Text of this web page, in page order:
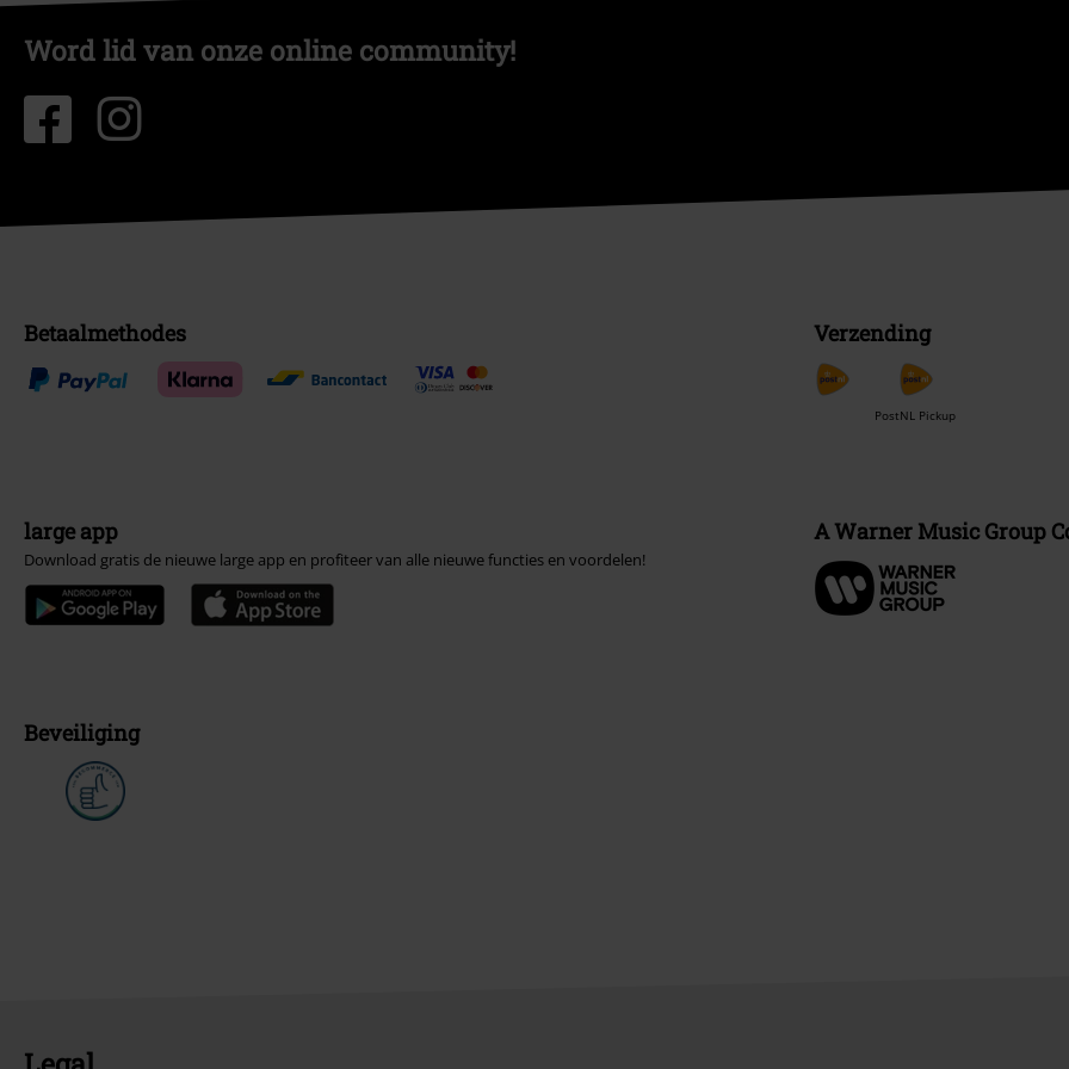
Word lid van onze online community!
Betaalmethodes Verzending
PostNL Pickup
large app
Download gratis de nieuwe large app en profiteer van alle nieuwe functies en voordelen!
A Warner Music Group
Beveiliging